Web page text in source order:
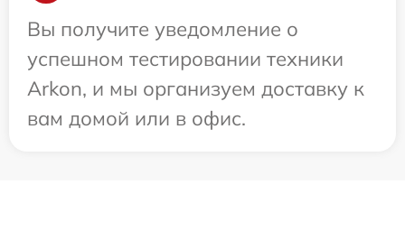
Вы получите уведомление о
успешном тестировании техники
Arkon, и мы организуем доставку к
вам домой или в офис.